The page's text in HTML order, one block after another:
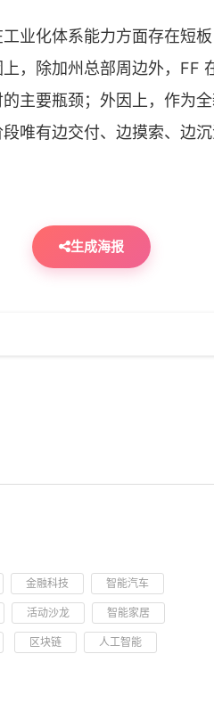
业化体系能力方面存在短
，除加州总部周边外，FF
主要瓶颈；外因上，作为
唯有边交付、边摸索、边
生成海报
金融科技 智能汽车
活动沙龙 智能家居
区块链 人工智能